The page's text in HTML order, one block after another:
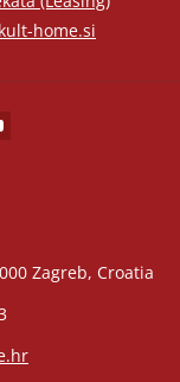
home.si
Zagreb, Croatia